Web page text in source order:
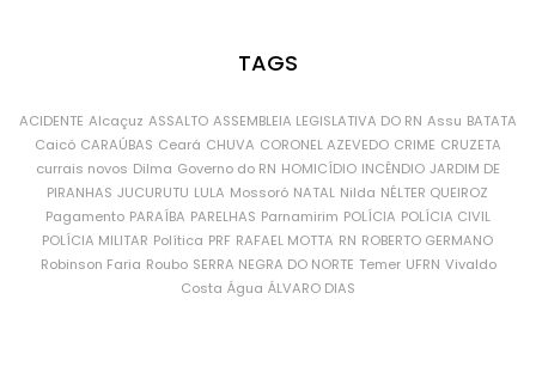
TAGS
ACIDENTE Alcaçuz ASSALTO ASSEMBLEIA LEGISLATIVA DO RN Assu BATATA
Caicó CARAÚBAS Ceará CHUVA CORONEL AZEVEDO CRIME CRUZETA
currais novos Dilma Governo do RN HOMICÍDIO INCÊNDIO JARDIM DE
PIRANHAS JUCURUTU LULA Mossoró NATAL Nilda NÉLTER QUEIROZ
Pagamento PARAÍBA PARELHAS Parnamirim POLÍCIA POLÍCIA CIVIL
POLÍCIA MILITAR Política PRF RAFAEL MOTTA RN ROBERTO GERMANO
Robinson Faria Roubo SERRA NEGRA DO NORTE Temer UFRN Vivaldo
Costa Água ÁLVARO DIAS